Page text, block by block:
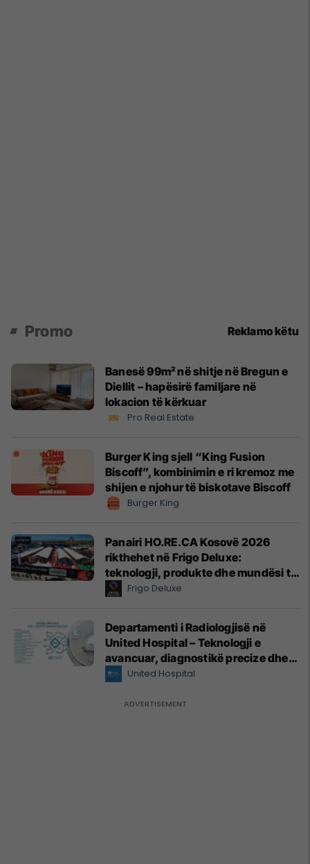
Promo Reklamo këtu
Banesë 99m² në shitje në Bregun e
Diellit – hapësirë familjare në
lokacion të kërkuar
Pro Real Estate
Burger King sjell “King Fusion
Biscoff”, kombinimin e ri kremoz me
shijen e njohur të biskotave Biscoff
Burger King
Panairi HO.RE.CA Kosovë 2026
rikthehet në Frigo Deluxe:
teknologji, produkte dhe mundësi të
reja për hoteleri dhe gastronomi
Frigo Deluxe
Departamenti i Radiologjisë në
United Hospital – Teknologji e
avancuar, diagnostikë precize dhe
kujdes profesional
United Hospital